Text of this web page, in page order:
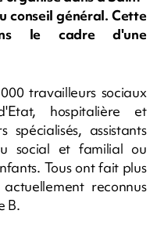
conseil général. Cette
le cadre d'une
travailleurs sociaux
hospitalière et
assistants
social et familial ou
Tous ont fait plus
reconnus
B.